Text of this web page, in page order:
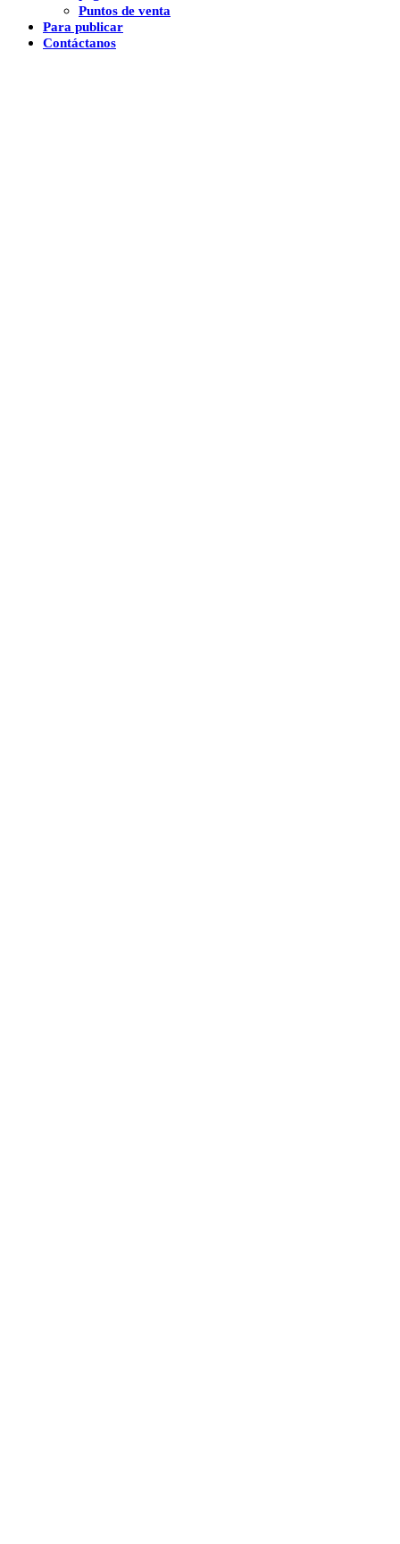
Puntos de venta
Para publicar
Contáctanos